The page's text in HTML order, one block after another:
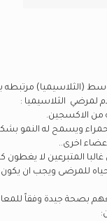
(الثلاسيميا)
لمرضي الثلاسيميا :
من الاكسجين.
ويسمح له النمو
اخرى..
في السنه ولكن غالبا
للمرضى ويجب ان
بصحة جيدة وفقاً